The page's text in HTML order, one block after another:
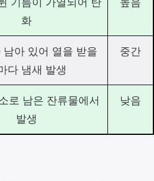
화
아 있어 열을 받을
다 냄새 발생
중간
로 남은 잔류물에서
발생
낮음